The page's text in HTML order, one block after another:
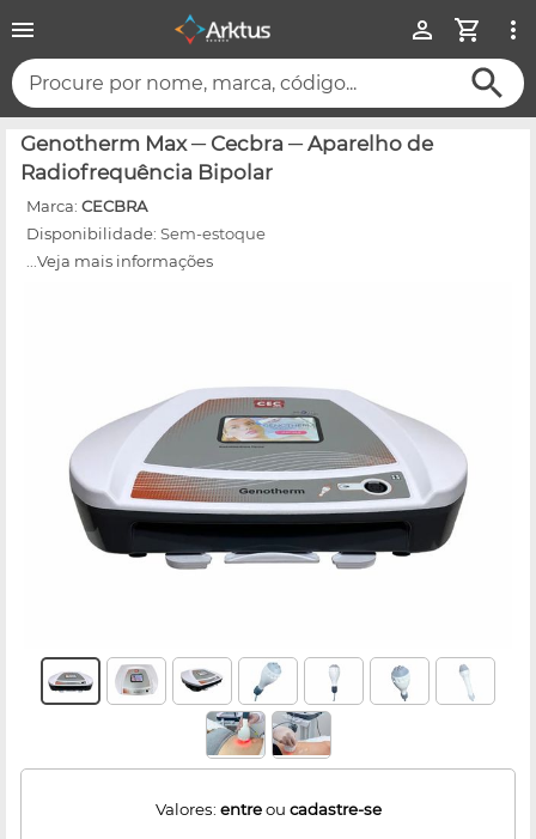
Procure por nome, marca, código...
Genotherm Max ─ Cecbra ─ Aparelho de
Radiofrequência Bipolar
Marca: CECBRA
Disponibilidade: Sem-estoque
...Veja mais informações
Valores: entreou cadastre-se